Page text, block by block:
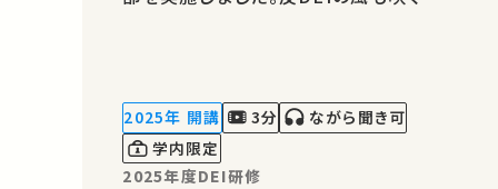
語版は、日本手話通訳と字幕付きとなっ
ております。ぜひご覧ください。 この動
画…
2025年 開講 3分
ながら聞き可
学内限定
2025年度DEI研修